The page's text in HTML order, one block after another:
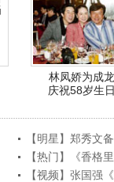
林凤娇为成龙
庆祝58岁生
【明星】郑秀文
【热门】《香格
【视频】张国强